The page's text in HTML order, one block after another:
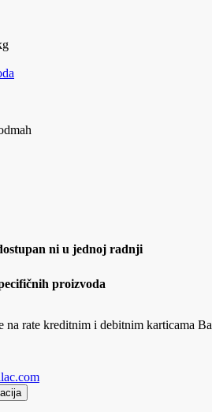
ni u jednoj radnji
proizvoda
na rate kreditnim i debitnim karticama